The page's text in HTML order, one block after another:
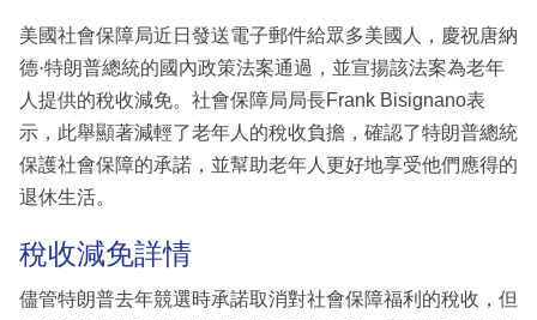
區
美國社會保障局近日發送電子郵件給眾多美國人，慶祝唐納
德·特朗普總統的國內政策法案通過，並宣揚該法案為老年
人提供的稅收減免。社會保障局局長Frank Bisignano表
示，此舉顯著減輕了老年人的稅收負擔，確認了特朗普總統
保護社會保障的承諾，並幫助老年人更好地享受他們應得的
退休生活。
稅收減免詳情
儘管特朗普去年競選時承諾取消對社會保障福利的稅收，但